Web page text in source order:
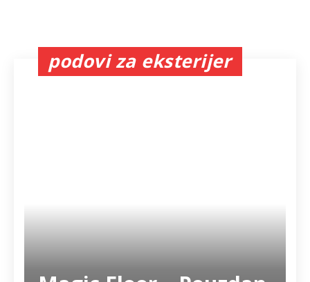
podovi za eksterijer